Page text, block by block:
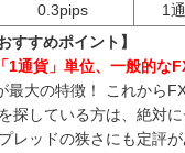
0.3pips 1
すすめポイント】
「1通貨」単位、一般的な
最大の特徴！ これから
探している方は、絶対
レッドの狭さにも定評